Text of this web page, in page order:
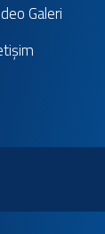
Galeri